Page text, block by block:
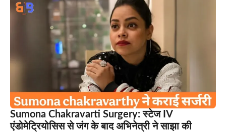
Sumona Chakravarti Surgery: स्टेज IV
एंडोमेट्रियोसिस से जंग के बाद अभिनेत्री ने साझा की